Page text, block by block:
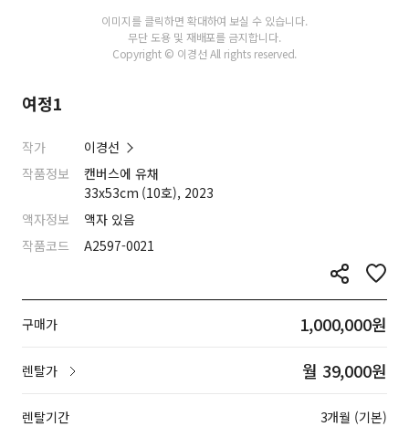
이미지를 클릭하면 확대하여 보실 수 있습니다.
무단 도용 및 재배포를 금지합니다.
Copyright © 이경선 All rights reserved.
여정1
작가
이경선
작품정보
캔버스에 유채
33x53cm (10호), 2023
액자정보
액자 있음
작품코드
A2597-0021
구매가 1,000,000원
렌탈가 월 39,000원
렌탈기간 3개월 (기본)